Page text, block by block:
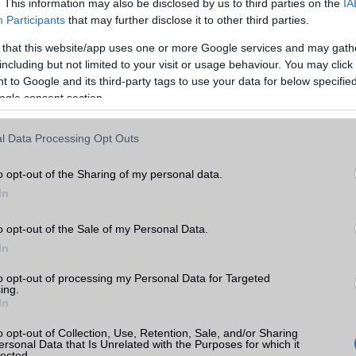
This information may also be disclosed by us to third parties on the
Participants that may further disclose it to other third parties.
that this website/app uses one or more Google services and may
but not limited to your visit or usage behaviour. You may
to Google and its third-party tags to use your data for below
consent section.
Data Processing Opt Outs
opt-out of the Sharing of my personal data.
opt-out of the Sale of my Personal Data.
opt-out of processing my Personal Data for Targeted
opt-out of Collection, Use, Retention, Sale, and/or Sharing
Data that Is Unrelated with the Purposes for which it
Pro+
Pro+
ADATCSERE
GPRS Van
EDGE Nincs
WAP 5HTML
EMS /E-mail
Bluetooth
Wi-Fi (alap)g/b v6 (ax)
Wi-Fi extra Nincs